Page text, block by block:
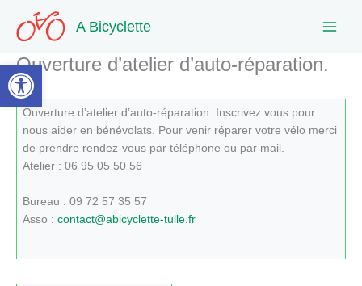
Ouvrir la barre d’outils
contenu
A Bicyclette
Ouverture d’atelier d’auto-réparation.
Ouverture d’atelier d’auto-réparation. Inscrivez vous pour
nous aider en bénévolats. Pour venir réparer votre vélo merci
de prendre rendez-vous par téléphone ou par mail.
Atelier : 06 95 05 50 56
Bureau : 09 72 57 35 57
Asso : contact@abicyclette-tulle.fr